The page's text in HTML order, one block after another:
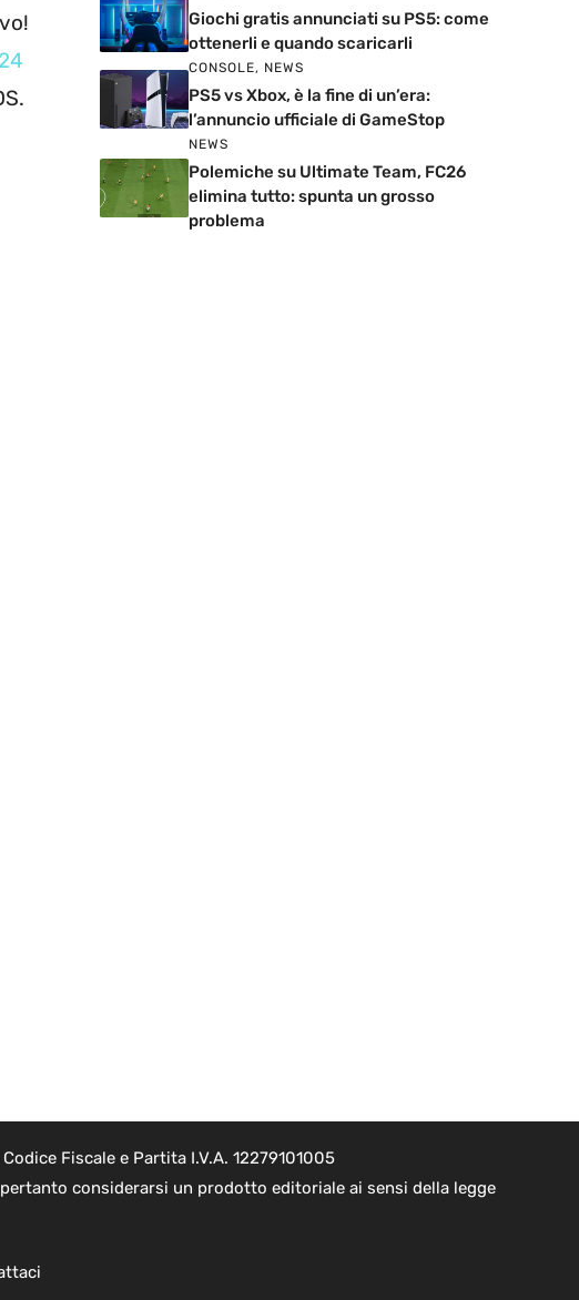
Giochi gratis annunciati su PS5: come
ottenerli e quando scaricarli
CONSOLE, NEWS
PS5 vs Xbox, è la fine di un’era:
l’annuncio ufficiale di GameStop
NEWS
Polemiche su Ultimate Team, FC26
elimina tutto: spunta un grosso
problema
Fiscale e Partita I.V.A. 12279101005
considerarsi un prodotto editoriale ai sensi della legge